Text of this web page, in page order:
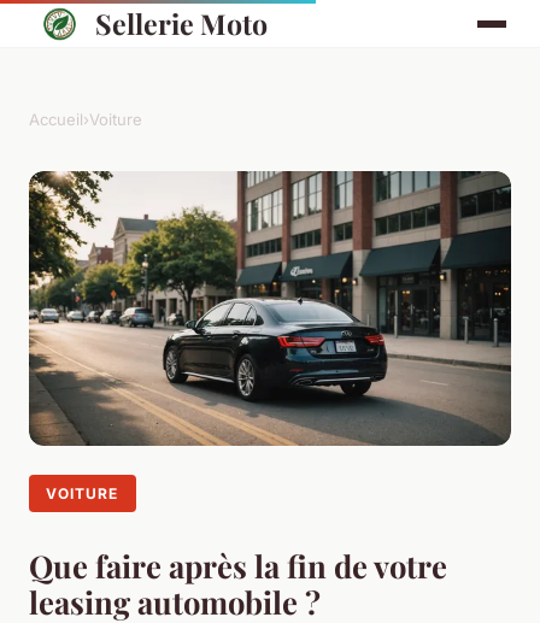
Sellerie Moto
Accueil›Voiture
VOITURE
Que faire après la fin de votre
leasing automobile ?